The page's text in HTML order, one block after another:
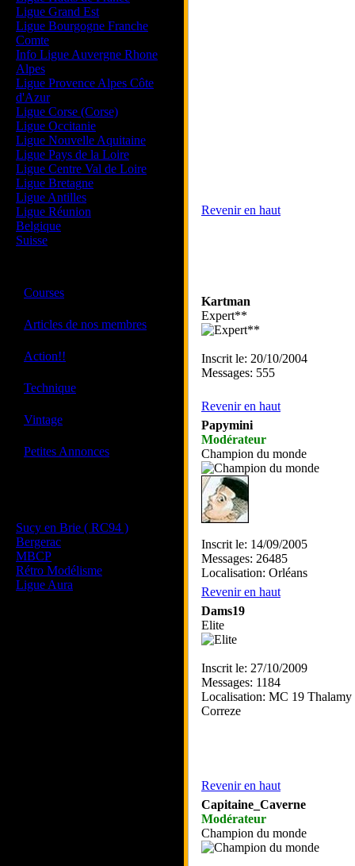
Ligue Grand Est
Ligue Bourgogne Franche
Comte
Info Ligue Auvergne Rhone
Alpes
Ligue Provence Alpes Côte
d'Azur
Ligue Corse (Corse)
Ligue Occitanie
Ligue Nouvelle Aquitaine
Ligue Pays de la Loire
Ligue Centre Val de Loire
Ligue Bretagne
Ligue Antilles
Ligue Réunion
Belgique
Suisse
Courses
Articles de nos membres
Action!!
Technique
Vintage
Petites Annonces
Sucy en Brie ( RC94 )
Bergerac
MBCP
Rétro Modélisme
Ligue Aura
Revenir en haut
Kartman
Expert**
Inscrit le: 20/10/2004
Messages: 555
Revenir en haut
Papymini
Modérateur
Champion du monde
Inscrit le: 14/09/2005
Messages: 26485
Localisation: Orléans
Revenir en haut
Dams19
Elite
Inscrit le: 27/10/2009
Messages: 1184
Localisation: MC 19 Thalamy
Correze
Revenir en haut
Capitaine_Caverne
Modérateur
Champion du monde